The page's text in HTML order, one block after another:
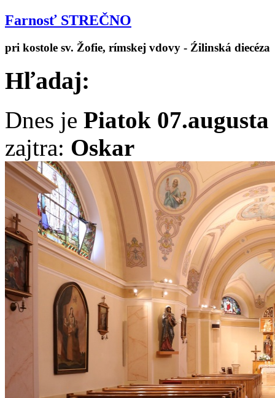
Farnosť STREČNO
pri kostole sv. Žofie, rímskej vdovy - Źilinská diecéza
Hľadaj:
Dnes je Piatok 07.augusta
zajtra: Oskar